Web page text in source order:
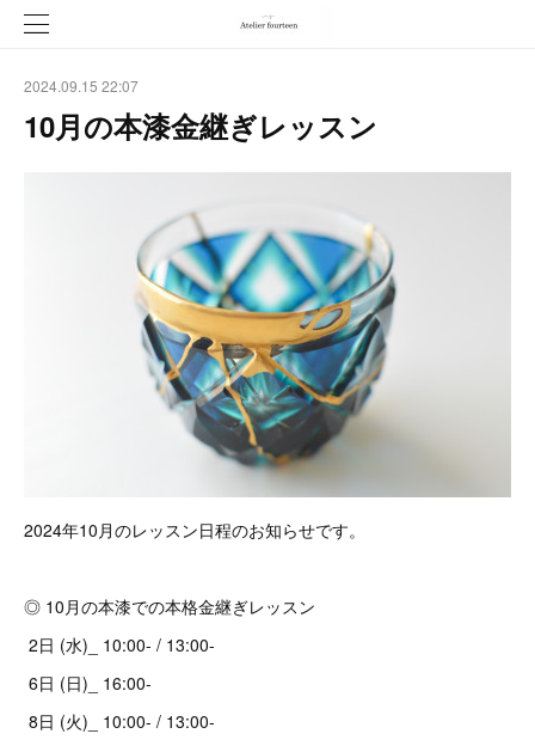
2024.09.15 22:07
10月の本漆金継ぎレッスン
2024年10月のレッスン日程のお知らせです。
◎ 10月の本漆での本格金継ぎレッスン
2日 (水)_ 10:00- / 13:00-
6日 (日)_ 16:00-
8日 (火)_ 10:00- / 13:00-